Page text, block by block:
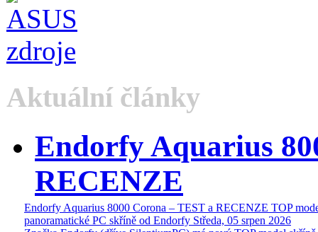
Aktuální články
Endorfy Aquarius
RECENZE
Endorfy Aquarius 8000 Corona – TEST a RECENZE TOP
panoramatické PC skříně od Endorfy Středa, 05 srpen 2026